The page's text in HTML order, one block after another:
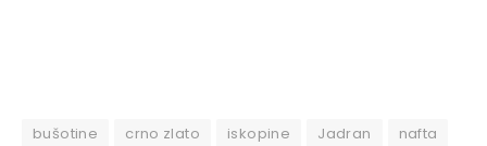
bušotine crno zlato iskopine Jadran
nafta